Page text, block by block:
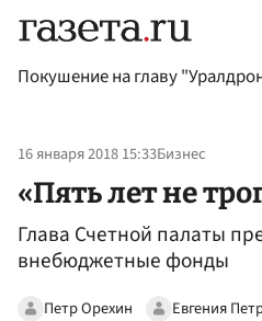
Покушение на главу
16 января 2018 15:33Бизнес
«Пять лет не
Глава Счетной палаты
внебюджетные фонды
Петр Орехин Евгения